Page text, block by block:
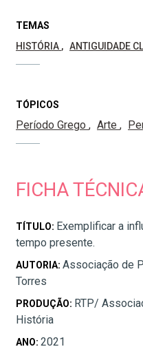
TEMAS
HISTÓRIA
ANTIGUIDADE
TÓPICOS
Período Grego Arte
FICHA
TÍTULO: Exemplificar a
tempo presente.
AUTORIA: Associação de
Torres
PRODUÇÃO: RTP/
História
ANO: 2021